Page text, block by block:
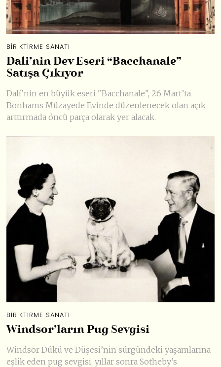
BIRIKTIRME SANATI
Dali’nin Dev Eseri “Bacchanale”
Satışa Çıkıyor
Dalí’nin en büyük eseri "Bacchanale", 26 Mart’ta
Bonhams Müzayede Evinde düzenlenecek olan açık
arttırmada öncü parça olarak yer alacak.
BIRIKTIRME SANATI
Windsor’ların Pug Sevgisi
Windsor Dükü ve Düşesi’nin sürgündeki yaşamlarına
eşlik eden pug sevgisi, yıllar sonra Sotheby’s